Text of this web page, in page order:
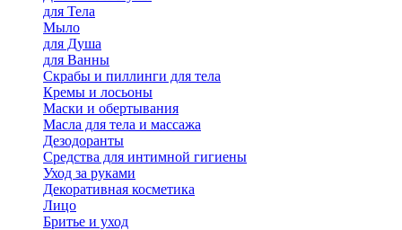
для Тела
Мыло
для Душа
для Ванны
Скрабы и пиллинги для тела
Кремы и лосьоны
Маски и обертывания
Масла для тела и массажа
Дезодоранты
Средства для интимной гигиены
Уход за руками
Декоративная косметика
Лицо
Бритье и уход